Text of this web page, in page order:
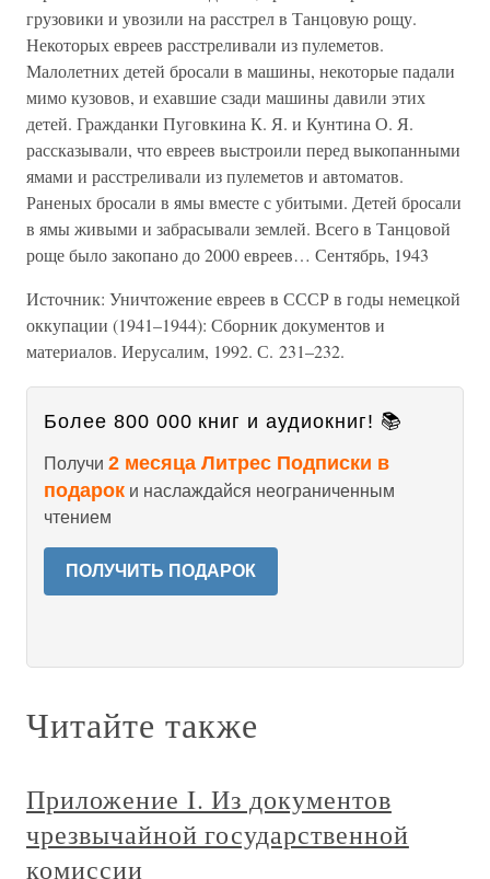
грузовики и увозили на расстрел в Танцовую рощу.
Некоторых евреев расстреливали из пулеметов.
Малолетних детей бросали в машины, некоторые падали
мимо кузовов, и ехавшие сзади машины давили этих
детей. Гражданки Пуговкина К. Я. и Кунтина О. Я.
рассказывали, что евреев выстроили перед выкопанными
ямами и расстреливали из пулеметов и автоматов.
Раненых бросали в ямы вместе с убитыми. Детей бросали
в ямы живыми и забрасывали землей. Всего в Танцовой
роще было закопано до 2000 евреев… Сентябрь, 1943
Источник: Уничтожение евреев в СССР в годы немецкой
оккупации (1941–1944): Сборник документов и
материалов. Иерусалим, 1992. С. 231–232.
Более 800 000 книг и аудиокниг! 📚
Получи 2 месяца Литрес Подписки в
подарок и наслаждайся неограниченным
чтением
ПОЛУЧИТЬ ПОДАРОК
Читайте также
Приложение I. Из документов
чрезвычайной государственной
комиссии